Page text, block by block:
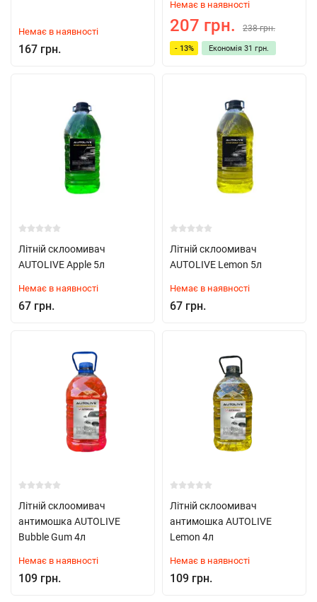
Немає в наявності
167 грн.
Немає в наявності
207 грн. 238 грн.
- 13% Економія 31 грн.
Літній склоомивач
AUTOLIVE Apple 5л
Немає в наявності
67 грн.
Літній склоомивач
AUTOLIVE Lemon 5л
Немає в наявності
67 грн.
Літній склоомивач
антимошка AUTOLIVE
Bubble Gum 4л
Немає в наявності
109 грн.
Літній склоомивач
антимошка AUTOLIVE
Lemon 4л
Немає в наявності
109 грн.